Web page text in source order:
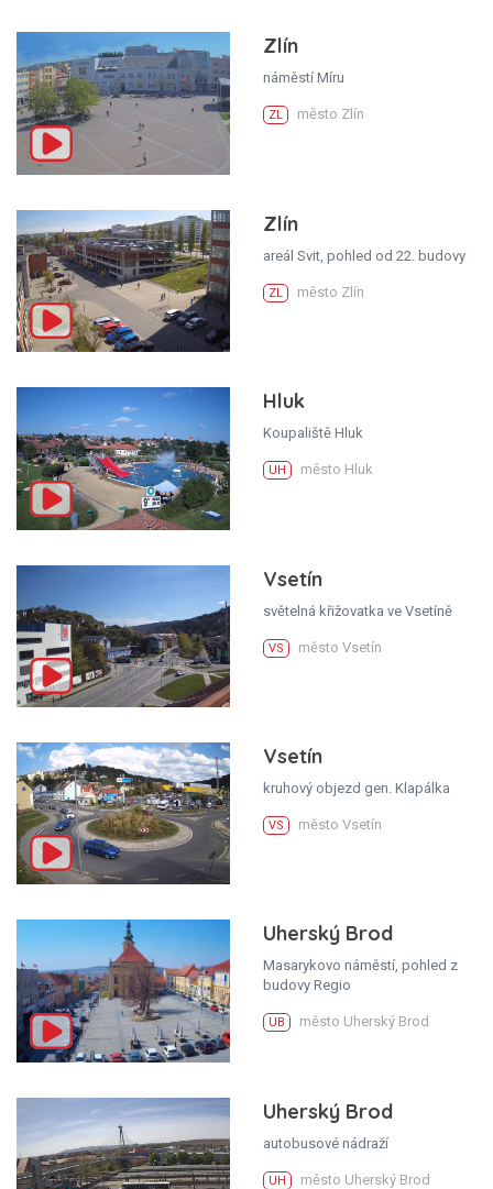
Zlín
náměstí Míru
ZL město Zlín
Zlín
areál Svit, pohled od 22. budovy
ZL město Zlín
Hluk
Koupaliště Hluk
UH město Hluk
Vsetín
světelná křižovatka ve Vsetíně
VS město Vsetín
Vsetín
kruhový objezd gen. Klapálka
VS město Vsetín
Uherský Brod
Masarykovo náměstí, pohled z
budovy Regio
UB město Uherský Brod
Uherský Brod
autobusové nádraží
UH město Uherský Brod